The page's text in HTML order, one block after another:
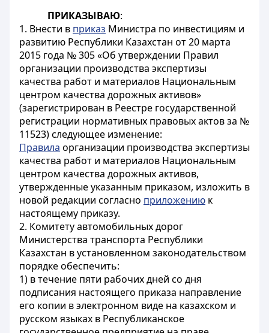
ПРИКАЗЫВАЮ:
1. Внести в приказ Министра по инвестициям и
развитию Республики Казахстан от 20 марта
2015 года № 305 «Об утверждении Правил
организации производства экспертизы
качества работ и материалов Национальным
центром качества дорожных активов»
(зарегистрирован в Реестре государственной
регистрации нормативных правовых актов за №
11523) следующее изменение:
Правила организации производства экспертизы
качества работ и материалов Национальным
центром качества дорожных активов,
утвержденные указанным приказом, изложить в
новой редакции согласно приложению к
настоящему приказу.
2. Комитету автомобильных дорог
Министерства транспорта Республики
Казахстан в установленном законодательством
порядке обеспечить:
1) в течение пяти рабочих дней со дня
подписания настоящего приказа направление
его копии в электронном виде на казахском и
русском языках в Республиканское